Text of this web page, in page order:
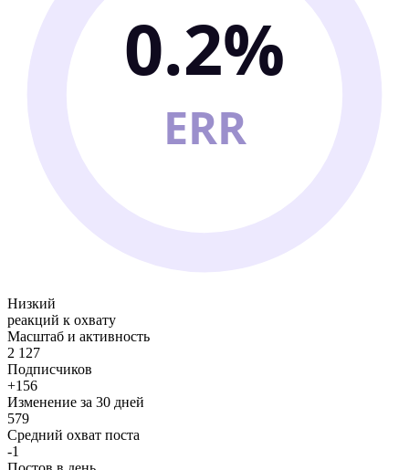
0.2%
ERR
Низкий
реакций к охвату
Масштаб и активность
2 127
Подписчиков
+156
Изменение за 30 дней
579
Средний охват поста
-1